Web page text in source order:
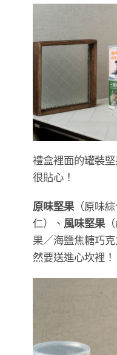
禮盒裡面的罐裝
很貼心！
原味堅果 （原味
仁）、 風味堅果
果／海鹽焦糖巧
然要送進心坎裡！